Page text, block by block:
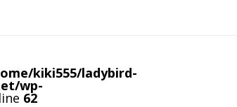
kiki555/ladybird-
wp-
62